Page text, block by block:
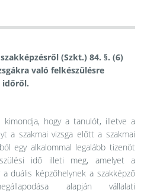
(Szkt.) 84. §. (6)
való felkészülésre
időről.
kimondja, hogy a tanulót, illetve a
a szakmai vizsga előtt a szakmai
egy alkalommal legalább tizenöt
idő illeti meg, amelyet a
duális képzőhelynek a szakképző
alapján vállalati